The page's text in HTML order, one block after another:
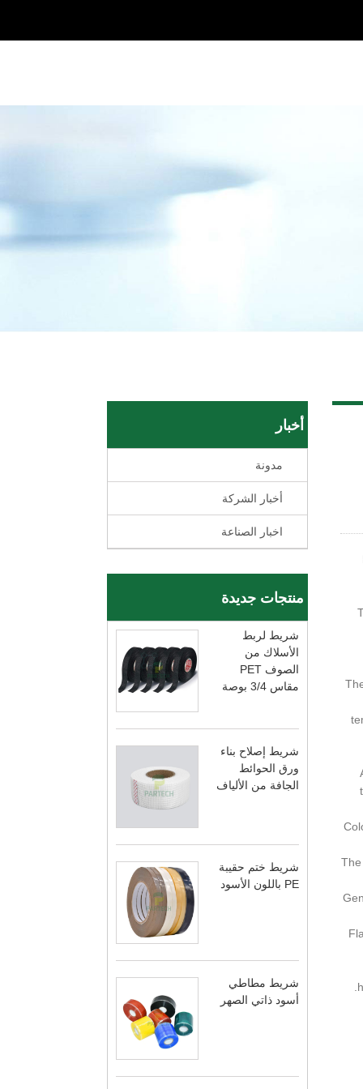
أخبار
مدونة
أخبار الشركة
اخبار الصناعة
منتجات جديدة
شريط لربط
الأسلاك من
الصوف PET
مقاس 3/4 بوصة
شريط إصلاح بناء
ورق الحوائط
الجافة من الألياف
شريط ختم حقيبة
PE باللون الأسود
شريط مطاطي
أسود ذاتي الصهر
3.
1.
2.
3.
4.